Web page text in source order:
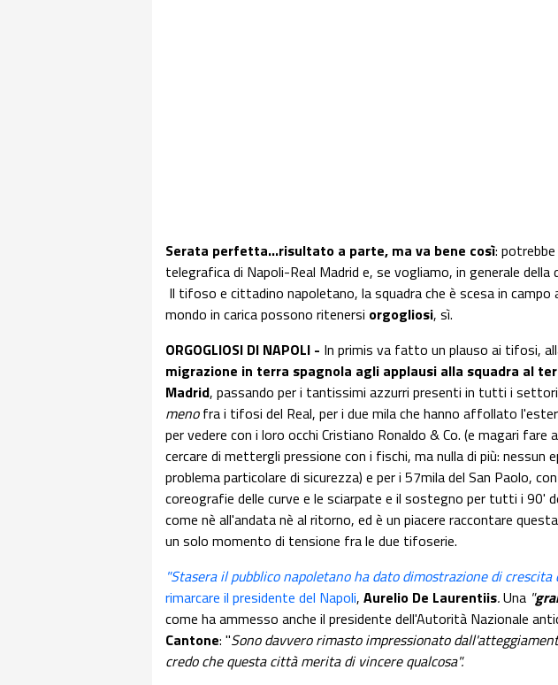
Serata perfetta...risultato a parte, ma va bene così:
telegrafica di Napoli-Real Madrid e, se vogliamo, in generale della
Il tifoso e cittadino napoletano, la squadra che è scesa in campo
mondo in carica possono ritenersi orgogliosi, sì.
ORGOGLIOSI DI NAPOLI - In primis va fatto un plauso ai tifosi,
migrazione in terra spagnola agli applausi alla squadra al
Madrid, passando per i tantissimi azzurri presenti in tutti i settori
menofra i tifosi del Real, per i due mila che hanno affollato
per vedere con i loro occhi Cristiano Ronaldo & Co. (e magari
cercare di mettergli pressione con i fischi, ma nulla di più: nessun
problema particolare di sicurezza) e per i 57mila del San Paolo,
coreografie delle curve e le sciarpate e il sostegno per tutti i 90'
come nè all'andata nè al ritorno, ed è un piacere raccontare
un solo momento di tensione fra le due tifoserie.
"Stasera il pubblico napoletano ha dato dimostrazione di crescita
rimarcare il presidente del Napoli, Aurelio De Laurentiis.Una "
come ha ammesso anche il presidente dell'Autorità Nazionale
Cantone: "Sono davvero rimasto impressionato
credo che questa città merita di vincere qualcosa".